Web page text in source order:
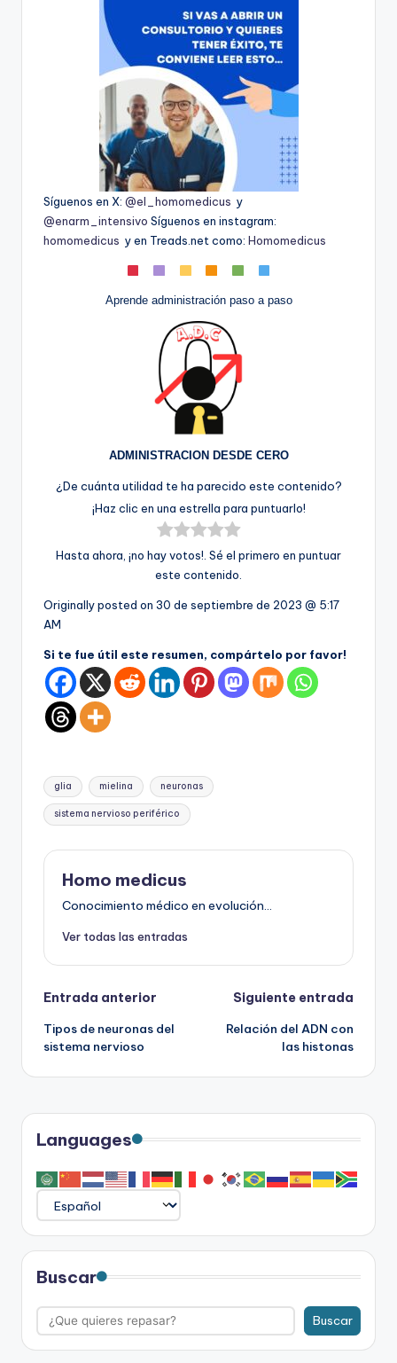
Síguenos en X: @el_homomedicus y
@enarm_intensivo Síguenos en instagram:
homomedicus y en Treads.net como: Homomedicus
Aprende administración paso a paso
ADMINISTRACION DESDE CERO
¿De cuánta utilidad te ha parecido este contenido?
¡Haz clic en una estrella para puntuarlo!
Hasta ahora, ¡no hay votos!. Sé el primero en puntuar
este contenido.
Originally posted on 30 de septiembre de 2023 @ 5:17
AM
Si te fue útil este resumen, compártelo por favor!
Etiquetas:
glia mielina neuronas
sistema nervioso periférico
Homo medicus
Conocimiento médico en evolución...
Ver todas las entradas
Navegación
de
entradas
Entrada anterior
Tipos de neuronas del
sistema nervioso
Siguiente entrada
Relación del ADN con
las histonas
Languages
Buscar
Buscar